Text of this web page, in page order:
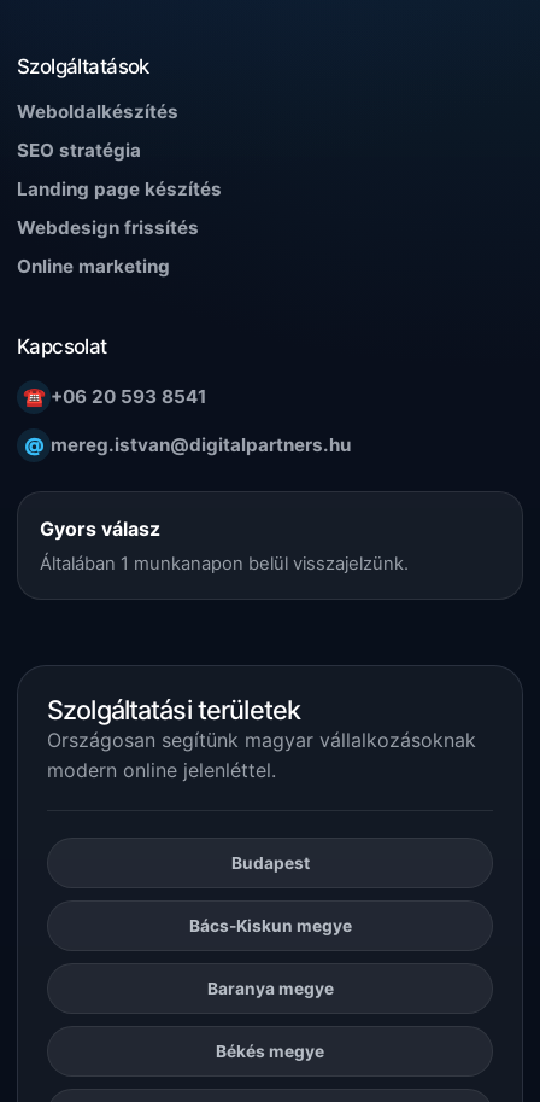
Szolgáltatások
Weboldalkészítés
SEO stratégia
Landing page készítés
Webdesign frissítés
Online marketing
Kapcsolat
☎ +06 20 593 8541
@ mereg.istvan@digitalpartners.hu
Gyors válasz
Általában 1 munkanapon belül visszajelzünk.
Szolgáltatási területek
Országosan segítünk magyar vállalkozásoknak
modern online jelenléttel.
Budapest
Bács-Kiskun megye
Baranya megye
Békés megye